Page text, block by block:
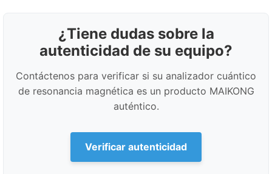
¿Tiene dudas sobre la
autenticidad de su equipo?
Contáctenos para verificar si su analizador cuántico
de resonancia magnética es un producto MAIKONG
auténtico.
Verificar autenticidad